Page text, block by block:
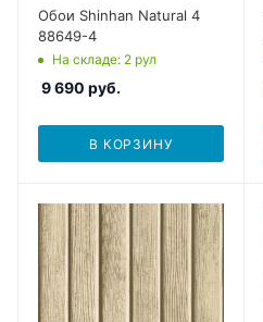
Обои Shinhan Natural 4
88649-4
На складе: 2 рул
9 690 руб.
В КОРЗИНУ